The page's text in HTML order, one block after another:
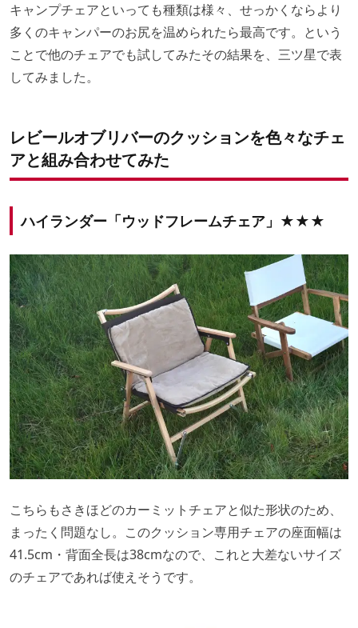
キャンプチェアといっても種類は様々、せっかくならより
多くのキャンパーのお尻を温められたら最高です。という
ことで他のチェアでも試してみたその結果を、三ツ星で表
してみました。
レビールオブリバーのクッションを色々なチェ
アと組み合わせてみた
ハイランダー「ウッドフレームチェア」★★★
こちらもさきほどのカーミットチェアと似た形状のため、
まったく問題なし。このクッション専用チェアの座面幅は
41.5cm・背面全長は38cmなので、これと大差ないサイズ
のチェアであれば使えそうです。